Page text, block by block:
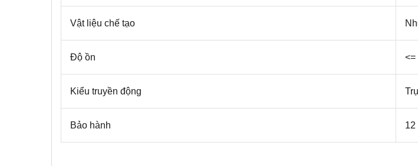
Vật liệu chế tạo
Độ ồn <=
Kiểu truyền động
Bảo hành 12